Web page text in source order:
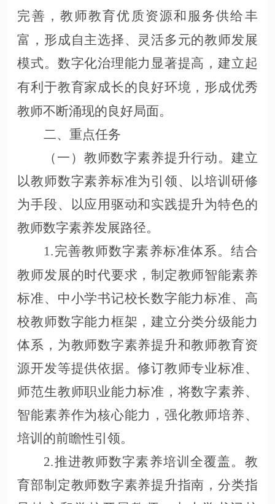
完善，教师教育优质资源和服务供给丰
富，形成自主选择、灵活多元的教师发展
模式。数字化治理能力显著提高，建立起
有利于教育家成长的良好环境，形成优秀
教师不断涌现的良好局面。
二、重点任务
（一）教师数字素养提升行动。建立
以教师数字素养标准为引领、以培训研修
为手段、以应用驱动和实践提升为特色的
教师数字素养发展路径。
1.完善教师数字素养标准体系。结合
教师发展的时代要求，制定教师智能素养
标准、中小学书记校长数字能力标准、高
校教师数字能力框架，建立分类分级能力
体系，为教师数字素养提升和教师教育资
源开发等提供依据。修订教师专业标准、
师范生教师职业能力标准，将数字素养、
智能素养作为核心能力，强化教师培养、
培训的前瞻性引领。
2.推进教师数字素养培训全覆盖。教
育部制定教师数字素养提升指南，分类指